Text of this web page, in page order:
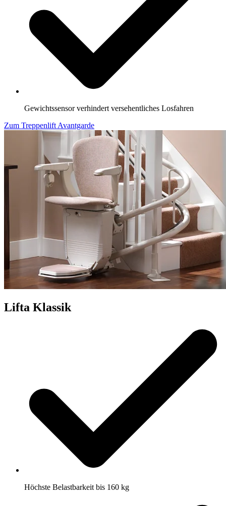
Gewichtssensor verhindert versehentliches Losfahren
Zum Treppenlift Avantgarde
Lifta Klassik
Höchste Belastbarkeit bis 160 kg